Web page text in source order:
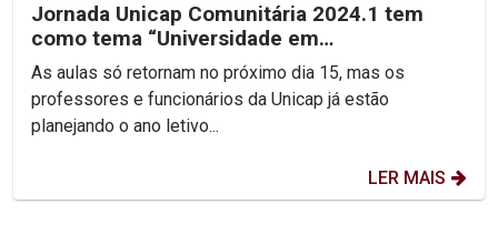
Jornada Unicap Comunitária 2024.1 tem
como tema “Universidade em
Transformação”
As aulas só retornam no próximo dia 15, mas os
professores e funcionários da Unicap já estão
planejando o ano letivo...
LER MAIS